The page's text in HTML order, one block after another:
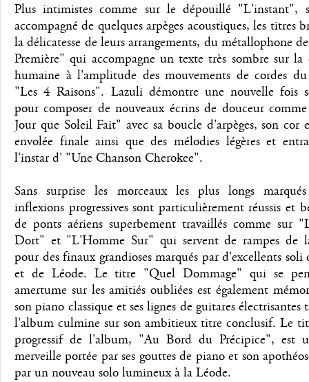
Plus intimistes comme sur le dépouillé "L'instant",
accompagné de quelques arpèges acoustiques, les titres
la délicatesse de leurs arrangements, du métallophone
Première" qui accompagne un texte très sombre sur
humaine à l'amplitude des mouvements de cordes
"Les 4 Raisons". Lazuli démontre une nouvelle fois
pour composer de nouveaux écrins de douceur
Jour que Soleil Fait" avec sa boucle d'arpèges, son cor
envolée finale ainsi que des mélodies légères et
l'instar d' "Une Chanson Cherokee".
Sans surprise les morceaux les plus longs
inflexions progressives sont particulièrement réussis et
de ponts aériens superbement travaillés comme sur
Dort" et "L'Homme Sur" qui servent de rampes de
pour des finaux grandioses marqués par d'excellents soli
et de Léode. Le titre "Quel Dommage" qui se
amertume sur les amitiés oubliées est également
son piano classique et ses lignes de guitares électrisantes
l'album culmine sur son ambitieux titre conclusif. Le
progressif de l'album, "Au Bord du Précipice", est
merveille portée par ses gouttes de piano et son
par un nouveau solo lumineux à la Léode.